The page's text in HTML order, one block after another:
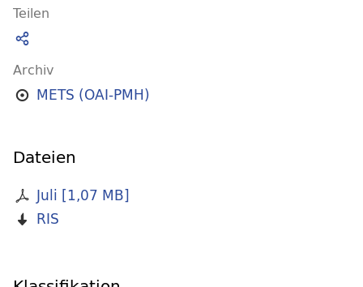
Teilen
Archiv
METS (OAI-PMH)
Dateien
Juli [1,07 MB]
RIS